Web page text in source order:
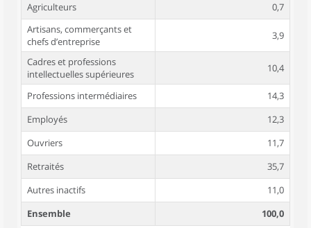
Agriculteurs
0,7
Artisans, commerçants et
chefs d’entreprise
3,9
Cadres et professions
intellectuelles supérieures
10,4
Professions intermédiaires
14,3
Employés
12,3
Ouvriers
11,7
Retraités
35,7
Autres inactifs
11,0
Ensemble
100,0